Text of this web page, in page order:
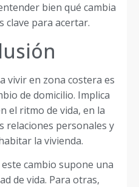
bien qué cambia
clave para acertar.
vivir en zona costera es
de domicilio. Implica
el ritmo de vida, en la
relaciones personales y
la vivienda.
cambio supone una
de vida. Para otras,